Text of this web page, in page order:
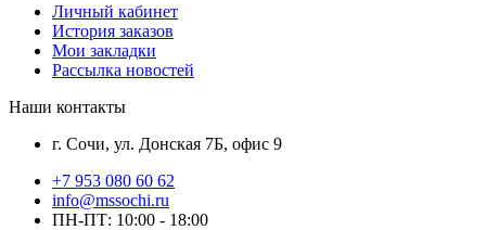
Личный кабинет
История заказов
Мои закладки
Рассылка новостей
Наши контакты
г. Сочи, ул. Донская 7Б, офис 9
+7 953 080 60 62
info@mssochi.ru
ПН-ПТ: 10:00 - 18:00